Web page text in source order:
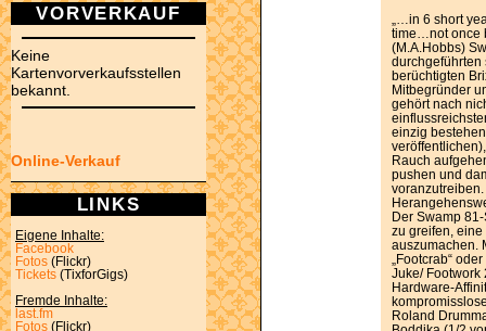
VORVERKAUF
Keine
Kartenvorverkaufsstellen
bekannt.
Online-Verkauf
LINKS
Eigene Inhalte:
Facebook
Fotos (Flickr)
Tickets (TixforGigs)
Fremde Inhalte:
last.fm
Fotos (Flickr)
„…in 6 short
time…not once
(M.A.Hobbs)
durchgeführten
berüchtigten
Mitbegründer
gehört nach
einzig
Rauch
pushen und
Der Swamp
zu greifen,
auszumachen.
„Footcrab“
Juke/ Footwork
Hardware-
Roland